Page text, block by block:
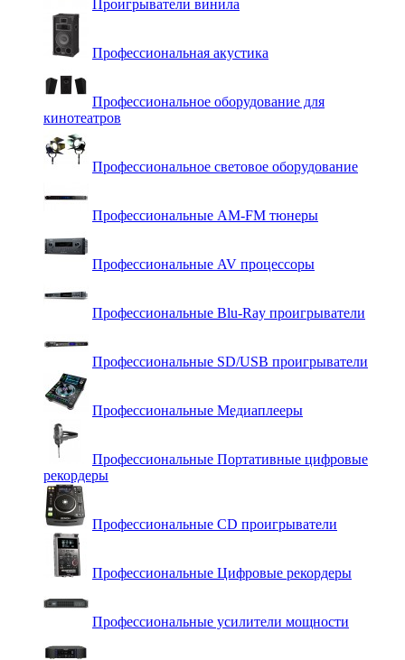
Проигрыватели винила
Профессиональная акустика
Профессиональное оборудование для
кинотеатров
Профессиональное световое оборудование
Профессиональные AM-FM тюнеры
Профессиональные AV процессоры
Профессиональные Blu-Ray проигрыватели
Профессиональные SD/USB проигрыватели
Профессиональные Медиаплееры
Профессиональные Портативные цифровые
рекордеры
Профессиональные СD проигрыватели
Профессиональные Цифровые рекордеры
Профессиональные усилители мощности